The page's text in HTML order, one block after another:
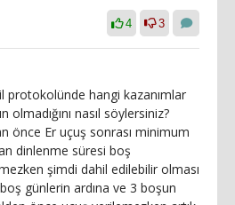
4 3
protokolünde hangi kazanımlar
olmadığını nasıl söylersiniz?
önce Er uçuş sonrası minimum
dinlenme süresi boş
şimdi dahil edilebilir olması
günlerin ardına ve 3 boşun